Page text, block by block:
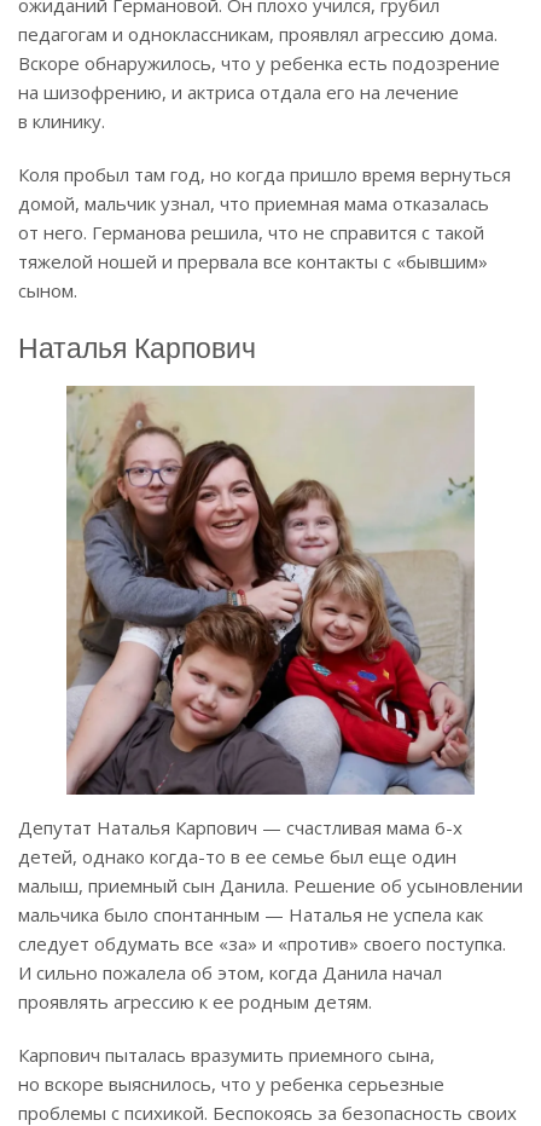
педагогам и одноклассникам, проявлял агрессию дома.
Вскоре обнаружилось, что у ребенка есть подозрение
на шизофрению, и актриса отдала его на лечение
в клинику.
Коля пробыл там год, но когда пришло время вернуться
домой, мальчик узнал, что приемная мама отказалась
от него. Германова решила, что не справится с такой
тяжелой ношей и прервала все контакты с «бывшим»
сыном.
Наталья Карпович
Депутат Наталья Карпович — счастливая мама 6-х
детей, однако когда-то в ее семье был еще один
малыш, приемный сын Данила. Решение об усыновлении
мальчика было спонтанным — Наталья не успела как
следует обдумать все «за» и «против» своего поступка.
И сильно пожалела об этом, когда Данила начал
проявлять агрессию к ее родным детям.
Карпович пыталась вразумить приемного сына,
но вскоре выяснилось, что у ребенка серьезные
проблемы с психикой. Беспокоясь за безопасность своих